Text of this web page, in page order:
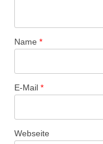
Name *
E-Mail *
Webseite